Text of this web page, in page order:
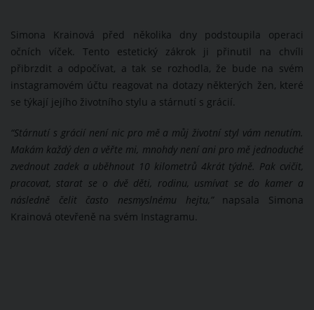
Simona Krainová před několika dny podstoupila operaci
očních víček. Tento estetický zákrok ji přinutil na chvíli
přibrzdit a odpočívat, a tak se rozhodla, že bude na svém
instagramovém účtu reagovat na dotazy některých žen, které
se týkají jejího životního stylu a stárnutí s grácií.
“Stárnutí s grácií není nic pro mě a můj životní styl vám nenutím.
Makám každý den a věřte mi, mnohdy není ani pro mě jednoduché
zvednout zadek a uběhnout 10 kilometrů 4krát týdně. Pak cvičit,
pracovat, starat se o dvě děti, rodinu, usmívat se do kamer a
následně čelit často nesmyslnému hejtu,” napsala Simona
Krainová otevřeně na svém Instagramu.